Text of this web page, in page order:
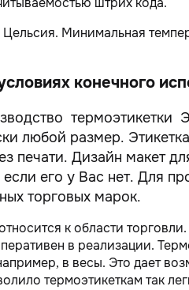
Минимальная
конечного
любой размер.
печати. Дизайн макет
его у Вас нет. Для
торговых марок.
к области
в реализации.
в весы. Это дает
термоэтикеткам так